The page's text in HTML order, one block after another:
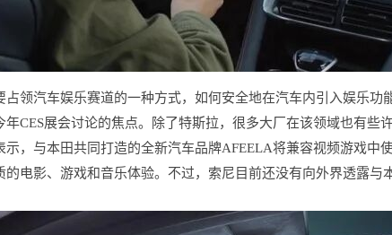
领汽车娱乐赛道的一种方式，如何安全地在汽车内引入娱乐功
CES展会讨论的焦点。除了特斯拉，很多大厂在该领域也有些许
，与本田共同打造的全新汽车品牌AFEELA将兼容视频游戏中
的电影、游戏和音乐体验。不过，索尼目前还没有向外界透露与